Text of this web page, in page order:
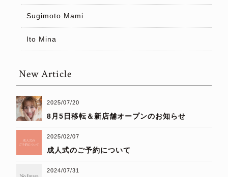
Sugimoto Mami
Ito Mina
New Article
2025/07/20
8月5日移転＆新店舗オープンのお知らせ
2025/02/07
成人式のご予約について
2024/07/31